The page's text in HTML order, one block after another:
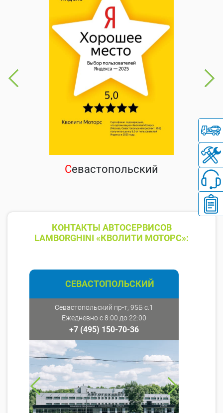
Севастопольский
КОНТАКТЫ АВТОСЕРВИСОВ
LAMBORGHINI «КВОЛИТИ МОТОРС»:
СЕВАСТОПОЛЬСКИЙ
Севастопольский пр-т, 95Б с.1
Ежедневно с 8:00 до 22:00
+7 (495) 150-70-36